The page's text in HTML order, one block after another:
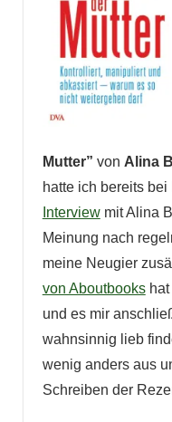
Mutter” von Alina
hatte ich bereits
Interviewmit Alina
Meinung nach
meine Neugier
von Aboutbookshat
und es mir
wahnsinnig lieb
wenig anders aus
Schreiben der